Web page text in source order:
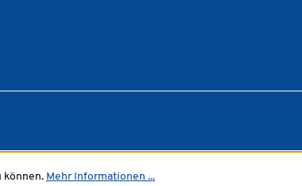
können. Mehr Informationen ...